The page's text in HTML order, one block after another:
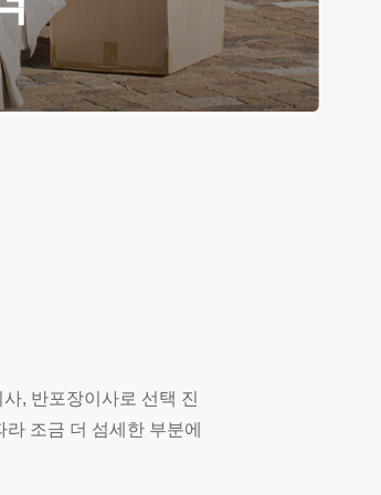
, 반포장이사로 선택 진
조금 더 섬세한 부분에